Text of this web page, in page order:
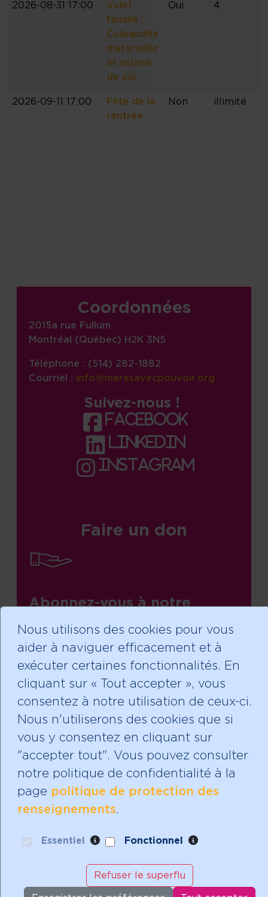
Nous utilisons des cookies pour vous
aider à naviguer efficacement et à
exécuter certaines fonctionnalités. En
cliquant sur « Tout accepter », vous
consentez à notre utilisation de ceux-ci.
Nous n'utiliserons des cookies que si
vous y consentez en cliquant sur
"accepter tout". Vous pouvez consulter
notre politique de confidentialité à la
page politique de protection des
renseignements.
Essentiel Fonctionnel
Refuser le superflu
2026-08-31 17:00
Volet
famille :
Culpabilité
maternelle
et estime
de soi
Oui 4
2026-09-11 17:00
Fête de la
rentrée
Non illimité
Coordonnées
2015a rue Fullum
Montréal (Québec) H2K 3N5
Téléphone : (514) 282-1882
Courriel : info@meresavecpouvoir.org
Suivez-nous !
facebook
linkedin
instagram
Faire un don
Abonnez-vous à notre
Mères avec pouvoir est un organisme de
d'exonération fiscale.
Notre numéro d'identification de bienfaisance
est: 888528809 RR 0001